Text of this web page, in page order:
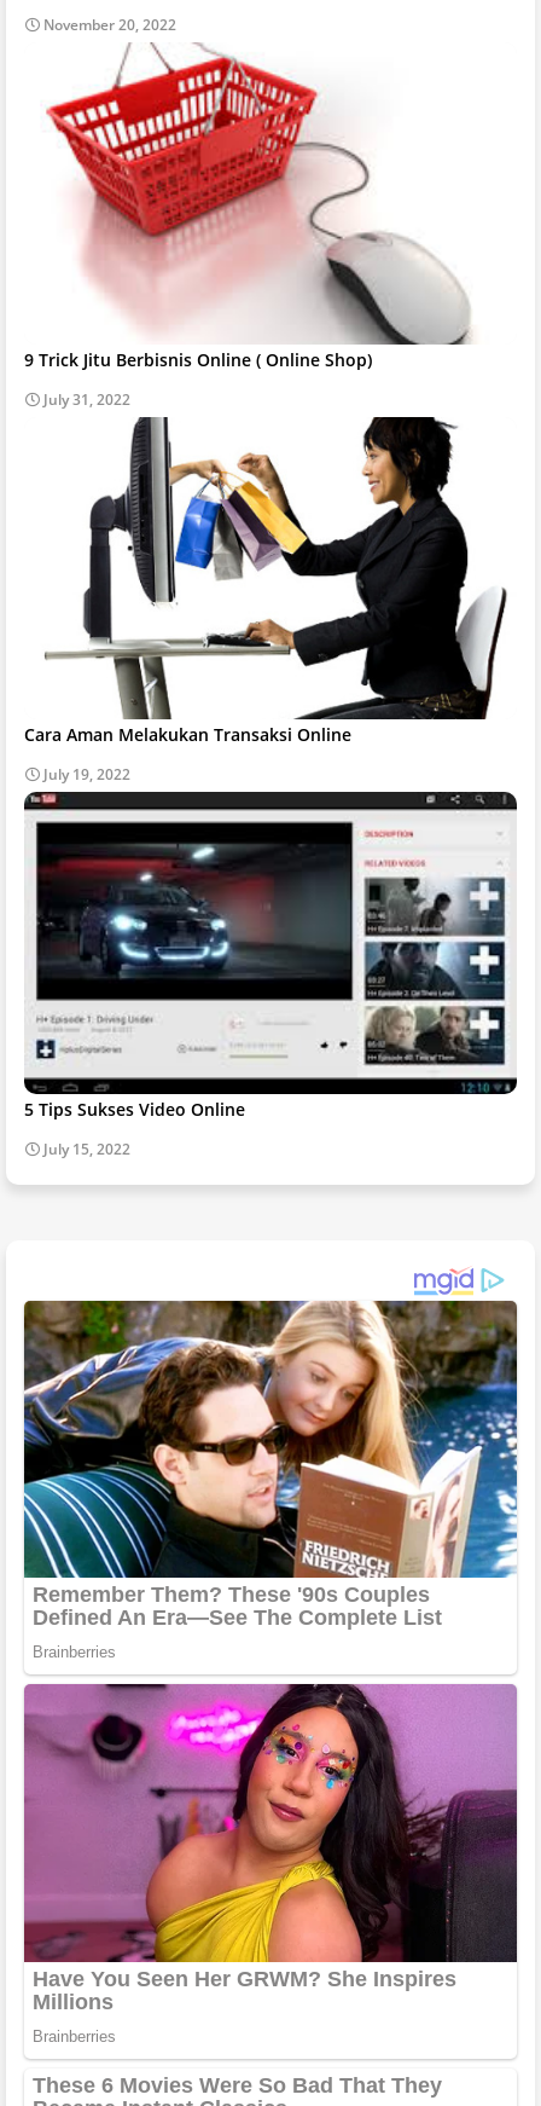
November 20, 2022
9 Trick Jitu Berbisnis Online ( Online Shop)
July 31, 2022
Cara Aman Melakukan Transaksi Online
July 19, 2022
5 Tips Sukses Video Online
July 15, 2022